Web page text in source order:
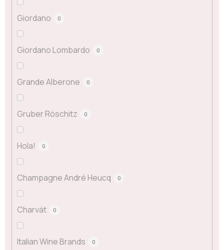
Giordano 0
Giordano Lombardo 0
Grande Alberone 0
Gruber Röschitz 0
Hola! 0
Champagne André Heucq 0
Charvát 0
Italian Wine Brands 0